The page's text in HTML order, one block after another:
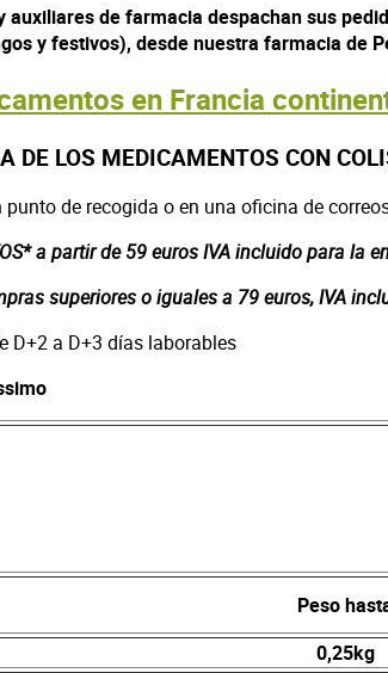
auxiliares de farmacia despachan sus
y festivos), desde nuestra farmacia de
en Francia
DE LOS MEDICAMENTOS CON
de recogida o en una oficina de
a partir de 59 euros IVA incluido para la
superiores o iguales a 79 euros, IVA
D+2 a D+3 días laborables
Peso
0,25kg